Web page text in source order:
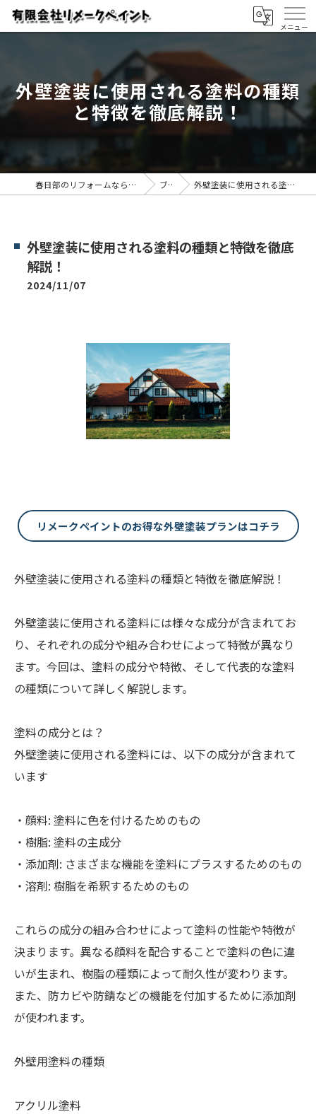
外壁塗装に使用される塗料の種類
と特徴を徹底解説！
春日部のリフォームなら有限会社リメークペイント ブログ 外壁塗装に使用される塗料の種類と特徴を徹底解説！
外壁塗装に使用される塗料の種類と特徴を徹底
解説！
2024/11/07
リメークペイントのお得な外壁塗装プランはコチラ
外壁塗装に使用される塗料の種類と特徴を徹底解説！
外壁塗装に使用される塗料には様々な成分が含まれてお
り、それぞれの成分や組み合わせによって特徴が異なり
ます。今回は、塗料の成分や特徴、そして代表的な塗料
の種類について詳しく解説します。
塗料の成分とは？
外壁塗装に使用される塗料には、以下の成分が含まれて
います
・顔料: 塗料に色を付けるためのもの
・樹脂: 塗料の主成分
・添加剤: さまざまな機能を塗料にプラスするためのもの
・溶剤: 樹脂を希釈するためのもの
これらの成分の組み合わせによって塗料の性能や特徴が
決まります。異なる顔料を配合することで塗料の色に違
いが生まれ、樹脂の種類によって耐久性が変わります。
また、防カビや防錆などの機能を付加するために添加剤
が使われます。
外壁用塗料の種類
アクリル塗料